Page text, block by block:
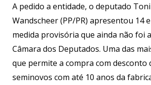
A pedido a entidade, o deputado
Wandscheer (PP/PR) apresentou 14
medida provisória que ainda não foi
Câmara dos Deputados. Uma das
que permite a compra com desconto
seminovos com até 10 anos da